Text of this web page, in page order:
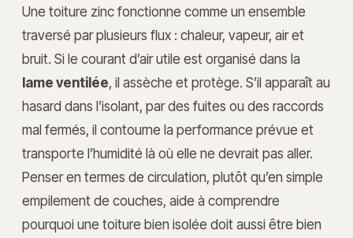
Une toiture zinc fonctionne comme un ensemble
traversé par plusieurs flux : chaleur, vapeur, air et
bruit. Si le courant d’air utile est organisé dans la
lame ventilée, il assèche et protège. S’il apparaît au
hasard dans l’isolant, par des fuites ou des raccords
mal fermés, il contourne la performance prévue et
transporte l’humidité là où elle ne devrait pas aller.
Penser en termes de circulation, plutôt qu’en simple
empilement de couches, aide à comprendre
pourquoi une toiture bien isolée doit aussi être bien